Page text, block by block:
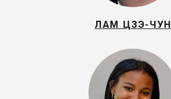
ЛАМ ЦЗЭ-ЧУН